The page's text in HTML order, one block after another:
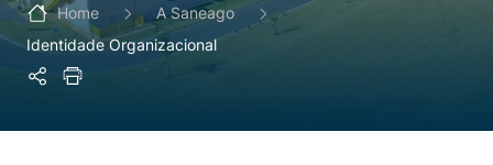
Home
A Saneago
Identidade Organizacional